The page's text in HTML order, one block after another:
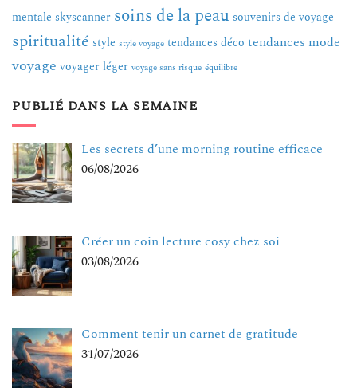
mentale skyscanner soins de la peau souvenirs de voyage
spiritualité style style voyage tendances déco tendances mode
voyage voyager léger voyage sans risque équilibre
PUBLIÉ DANS LA SEMAINE
Les secrets d’une morning routine efficace
06/08/2026
Créer un coin lecture cosy chez soi
03/08/2026
Comment tenir un carnet de gratitude
31/07/2026